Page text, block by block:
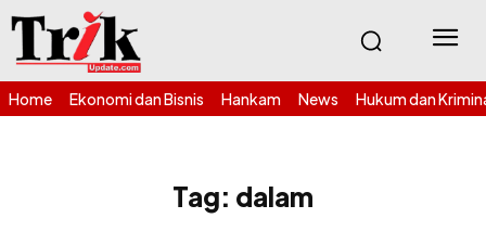
Home Ekonomi dan Bisnis Hankam News Hukum dan
Tag: dalam